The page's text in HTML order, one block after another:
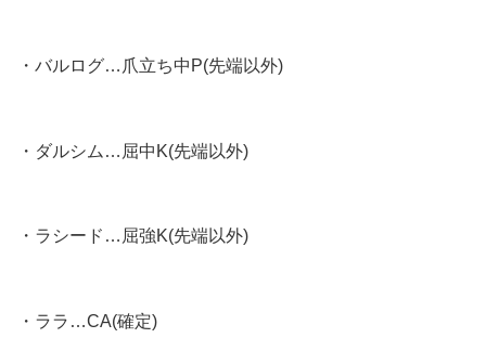
・バルログ…爪立ち中P(先端以外)
・ダルシム…屈中K(先端以外)
・ラシード…屈強K(先端以外)
・ララ…CA(確定)